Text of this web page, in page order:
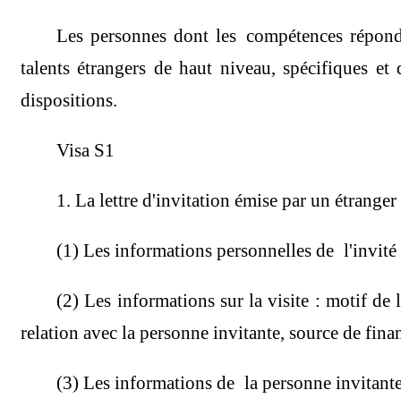
Les personnes dont les compétences
talents étrangers de haut niveau, spécifiques
dispositions.
Visa S1
1. La lettre d'invitation émise par un
(1) Les informations personnelles de l'invité
(2) Les informations sur la visite : motif de
relation avec la personne invitante, source de
(3) Les informations de la personne